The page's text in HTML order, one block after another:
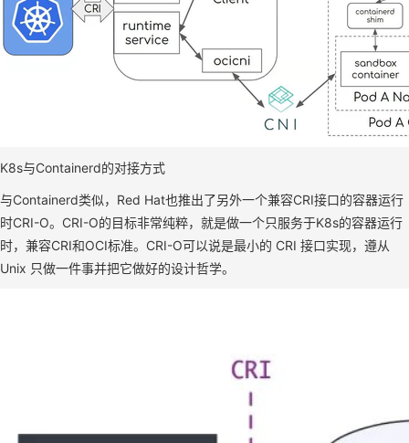
K8s与Containerd的对接方式
与Containerd类似，Red Hat也推出了另外一个兼容CRI接口的容器运行
时CRI-O。CRI-O的目标非常纯粹，就是做一个只服务于K8s的容器运行
时，兼容CRI和OCI标准。CRI-O可以说是最小的 CRI 接口实现，遵从
Unix 只做一件事并把它做好的设计哲学。